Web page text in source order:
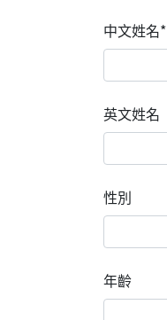
中文姓名*
英文姓名
性別
年齡